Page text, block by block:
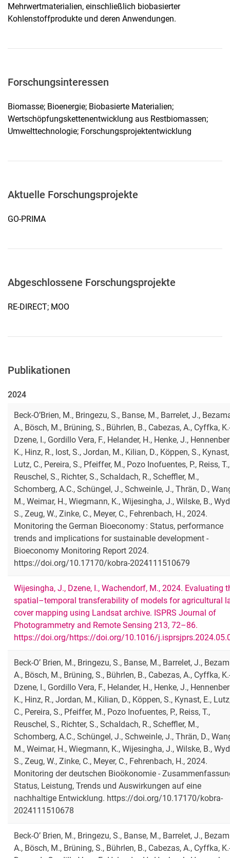
Mehrwertmaterialien, einschließlich biobasierter
Kohlenstoffprodukte und deren Anwendungen.
Forschungsinteressen
Biomasse; Bioenergie; Biobasierte Materialien;
Wertschöpfungskettenentwicklung aus Restbiomassen;
Umwelttechnologie; Forschungsprojektentwicklung
Aktuelle Forschungsprojekte
GO-PRIMA
Abgeschlossene Forschungsprojekte
RE-DIRECT; MOO
Publikationen
2024
Beck-O’Brien, M., Bringezu, S., Banse, M., Barrelet, J.,
A., Bösch, M., Brüning, S., Bührlen, B., Cabezas, A., Cyffka,
Dzene, I., Gordillo Vera, F., Helander, H., Henke, J.,
K., Hinz, R., Iost, S., Jordan, M., Kilian, D., Köppen, S., Kynast,
Lutz, C., Pereira, S., Pfeiffer, M., Pozo Inofuentes, P., Reiss, T.,
Reuschel, S., Richter, S., Schaldach, R., Scheffler, M.,
Schomberg, A.C., Schüngel, J., Schweinle, J., Thrän, D.,
M., Weimar, H., Wiegmann, K., Wijesingha, J., Wilske, B.,
S., Zeug, W., Zinke, C., Meyer, C., Fehrenbach, H., 2024.
Monitoring the German Bioeconomy : Status, performance
trends and implications for sustainable development -
Bioeconomy Monitoring Report 2024.
https://doi.org/10.17170/kobra-2024111510679
Wijesingha, J., Dzene, I., Wachendorf, M., 2024. Evaluating
spatial–temporal transferability of models for agricultural
cover mapping using Landsat archive. ISPRS Journal of
Photogrammetry and Remote Sensing 213, 72–86.
https://doi.org/https://doi.org/10.1016/
Beck-O’ Brien, M., Bringezu, S., Banse, M., Barrelet, J.,
A., Bösch, M., Brüning, S., Bührlen, B., Cabezas, A., Cyffka,
Dzene, I., Gordillo Vera, F., Helander, H., Henke, J.,
K., Hinz, R., Jordan, M., Kilian, D., Köppen, S., Kynast, E.,
C., Pereira, S., Pfeiffer, M., Pozo Inofuentes, P., Reiss, T.,
Reuschel, S., Richter, S., Schaldach, R., Scheffler, M.,
Schomberg, A.C., Schüngel, J., Schweinle, J., Thrän, D.,
M., Weimar, H., Wiegmann, K., Wijesingha, J., Wilske, B.,
S., Zeug, W., Zinke, C., Meyer, C., Fehrenbach, H., 2024.
Monitoring der deutschen Bioökonomie -
Status, Leistung, Trends und Auswirkungen auf eine
nachhaltige Entwicklung. https://doi.org/10.17170/kobra-
2024111510678
Beck-O’ Brien, M., Bringezu, S., Banse, M., Barrelet, J.,
A., Bösch, M., Brüning, S., Bührlen, B., Cabezas, A., Cyffka,